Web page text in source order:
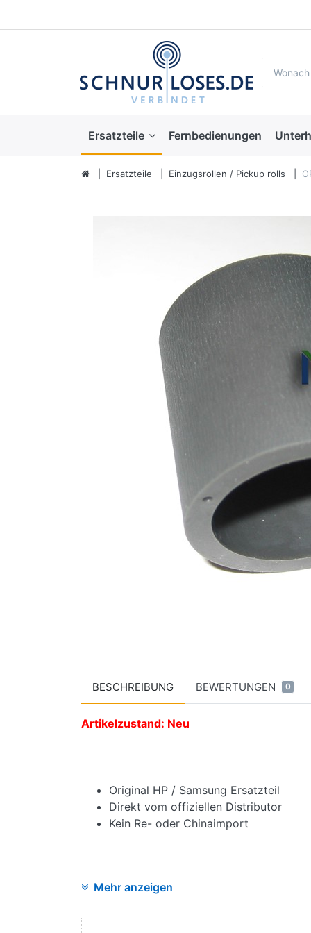
Ersatzteile Fernbedienungen
Ersatzteile Einzugsrollen / Pickup rolls
BESCHREIBUNG BEWERTUNGEN 0
Artikelzustand: Neu
Original HP / Samsung Ersatzteil
Direkt vom offiziellen Distributor
Kein Re- oder Chinaimport
Hersteller:
Mehr anzeigen